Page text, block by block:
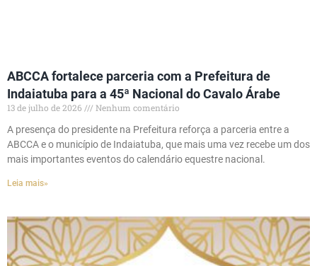
ABCCA fortalece parceria com a Prefeitura de
Indaiatuba para a 45ª Nacional do Cavalo Árabe
13 de julho de 2026
Nenhum comentário
A presença do presidente na Prefeitura reforça a parceria entre a
ABCCA e o município de Indaiatuba, que mais uma vez recebe um dos
mais importantes eventos do calendário equestre nacional.
Leia mais»